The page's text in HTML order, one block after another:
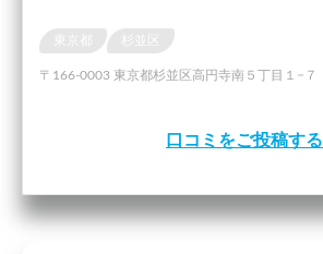
東京都 杉並区
〒166-0003 東京都杉並区高円寺南５丁目１−７
口コミをご投稿する